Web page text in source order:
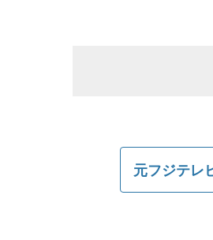
元フジテレ